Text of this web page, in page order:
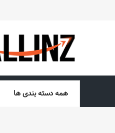
همه دسته بندی ها